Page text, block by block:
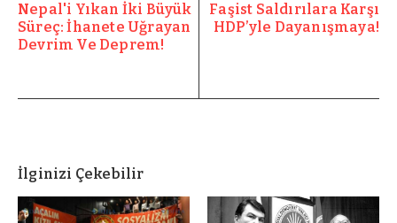
Nepal'i Yıkan İki Büyük
Süreç: İhanete Uğrayan
Devrim Ve Deprem!
Faşist Saldırılara Karşı
HDP’yle Dayanışmaya!
İlginizi Çekebilir